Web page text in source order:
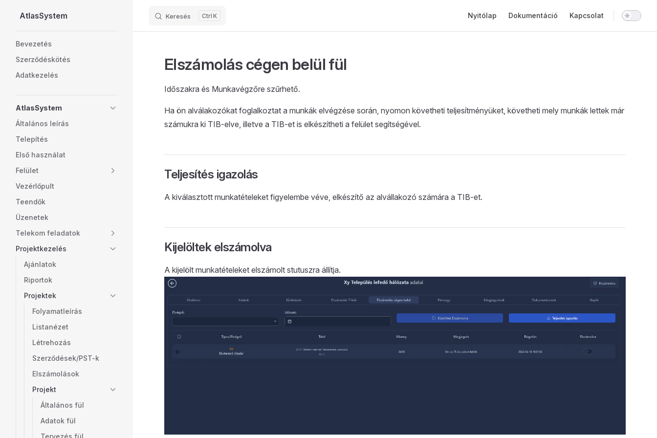
Skip to content
AtlasSystem Keresés K Nyitólap Dokumentáció Kapcsolat
Bevezetés
Szerződéskötés
Adatkezelés
AtlasSystem
Általános leírás
Telepítés
Első használat
Felület
Vezérlőpult
Teendők
Üzenetek
Telekom feladatok
Projektkezelés
Ajánlatok
Riportok
Projektek
Folyamatleírás
Listanézet
Létrehozás
Szerződések/PST-k
Elszámolások
Projekt
Általános fül
Adatok fül
Tervezés fül
Elszámolás cégen belül fül
Időszakra és Munkavégzőre szűrhető.
Ha ön alválakozókat foglalkoztat a munkák elvégzése során, nyomon követheti teljesítményüket, követheti mely munkák lettek már
számukra ki TIB-elve, illetve a TIB-et is elkészítheti a felület segítségével.
Teljesítés igazolás
A kiválasztott munkatételeket figyelembe véve, elkészítő az alvállakozó számára a TIB-et.
Kijelöltek elszámolva
A kijelölt munkatételeket elszámolt stutuszra állítja.